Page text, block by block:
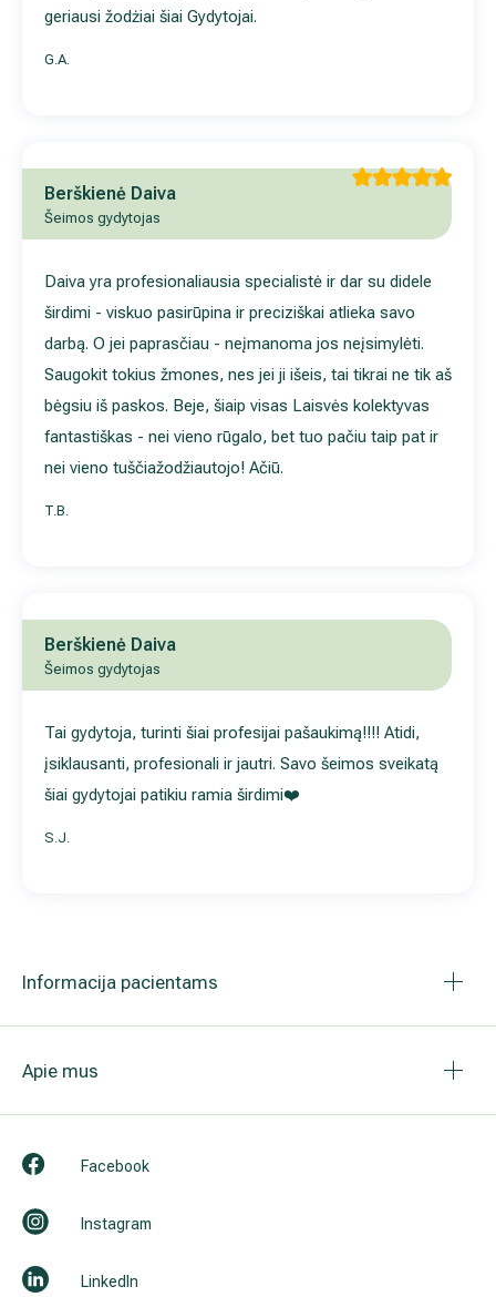
geriausi žodżiai šiai Gydytojai.
G.A.
Berškienė Daiva
Šeimos gydytojas
Daiva yra profesionaliausia specialistė ir dar su didele
širdimi - viskuo pasirūpina ir preciziškai atlieka savo
darbą. O jei paprasčiau - neįmanoma jos neįsimylėti.
Saugokit tokius žmones, nes jei ji išeis, tai tikrai ne tik aš
bėgsiu iš paskos. Beje, šiaip visas Laisvės kolektyvas
fantastiškas - nei vieno rūgalo, bet tuo pačiu taip pat ir
nei vieno tuščiažodžiautojo! Ačiū.
T.B.
Berškienė Daiva
Šeimos gydytojas
Tai gydytoja, turinti šiai profesijai pašaukimą!!!! Atidi,
įsiklausanti, profesionali ir jautri. Savo šeimos sveikatą
šiai gydytojai patikiu ramia širdimi❤️
S.J.
Informacija pacientams
Apie mus
Facebook
Instagram
LinkedIn